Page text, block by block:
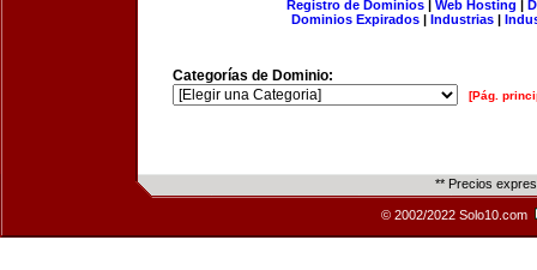
Registro de Dominios| Web Hosting |
Dominios Expirados | Industrias |
Categorías de Dominio:
[Pág.
** Precios
© 2002/2022 Solo10.com